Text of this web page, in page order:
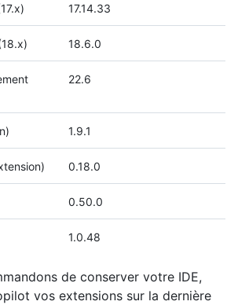
17.14.33
18.6.0
22.6
1.9.1
0.18.0
0.50.0
1.0.48
de conserver votre IDE,
vos extensions sur la dernière